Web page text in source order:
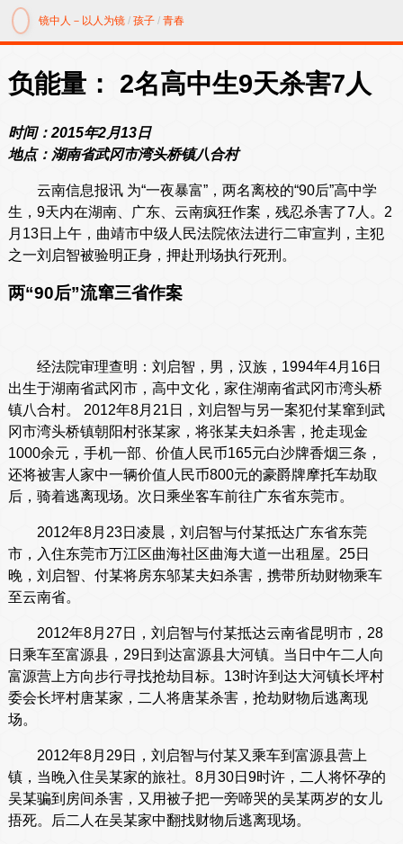
镜中人－以人为镜 /孩子 /青春
负能量： 2名高中生9天杀害7人
时间：2015年2月13日
地点：湖南省武冈市湾头桥镇八合村
云南信息报讯 为“一夜暴富”，两名离校的“90后”高中学
生，9天内在湖南、广东、云南疯狂作案，残忍杀害了7人。2
月13日上午，曲靖市中级人民法院依法进行二审宣判，主犯
之一刘启智被验明正身，押赴刑场执行死刑。
两“90后”流窜三省作案
经法院审理查明：刘启智，男，汉族，1994年4月16日
出生于湖南省武冈市，高中文化，家住湖南省武冈市湾头桥
镇八合村。 2012年8月21日，刘启智与另一案犯付某窜到武
冈市湾头桥镇朝阳村张某家，将张某夫妇杀害，抢走现金
1000余元，手机一部、价值人民币165元白沙牌香烟三条，
还将被害人家中一辆价值人民币800元的豪爵牌摩托车劫取
后，骑着逃离现场。次日乘坐客车前往广东省东莞市。
2012年8月23日凌晨，刘启智与付某抵达广东省东莞
市，入住东莞市万江区曲海社区曲海大道一出租屋。25日
晚，刘启智、付某将房东邬某夫妇杀害，携带所劫财物乘车
至云南省。
2012年8月27日，刘启智与付某抵达云南省昆明市，28
日乘车至富源县，29日到达富源县大河镇。当日中午二人向
富源营上方向步行寻找抢劫目标。13时许到达大河镇长坪村
委会长坪村唐某家，二人将唐某杀害，抢劫财物后逃离现
场。
2012年8月29日，刘启智与付某又乘车到富源县营上
镇，当晚入住吴某家的旅社。8月30日9时许，二人将怀孕的
吴某骗到房间杀害，又用被子把一旁啼哭的吴某两岁的女儿
捂死。后二人在吴某家中翻找财物后逃离现场。